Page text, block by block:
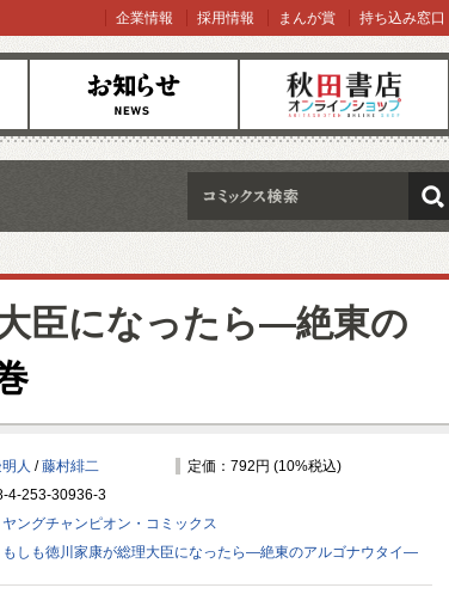
お知らせ オンラインショップ
企業情報 採用情報 まんが賞 持ち込み窓口
検索
臣になったら―絶東の
人 /藤村緋二
定価：792円 (10%税込)
4-253-30936-3
ヤングチャンピオン・コミックス
もしも徳川家康が総理大臣になったら―絶東のアルゴナウタイ―